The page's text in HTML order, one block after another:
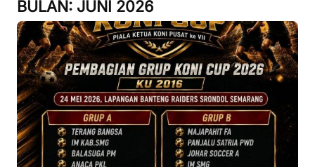
BULAN: JUNI 2026